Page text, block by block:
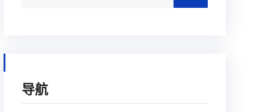
导航